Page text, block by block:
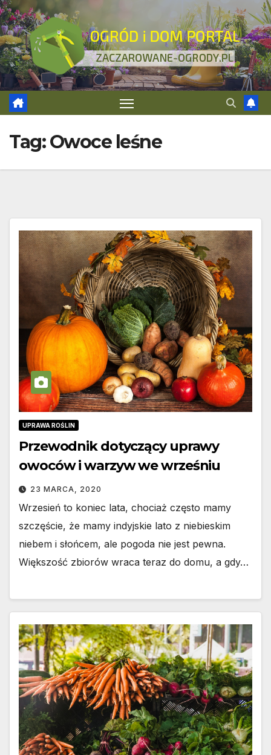
Skip
to
content
Tag:Owoce leśne
UPRAWA ROŚLIN
Przewodnik dotyczący uprawy
owoców i warzyw we wrześniu
23 MARCA, 2020
Wrzesień to koniec lata, chociaż często mamy
szczęście, że mamy indyjskie lato z niebieskim
niebem i słońcem, ale pogoda nie jest pewna.
Większość zbiorów wraca teraz do domu, a gdy…